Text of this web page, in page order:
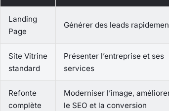
Landing
Page
Générer des leads
Site Vitrine
standard
Présenter l’entreprise et ses
services
Refonte
complète
Moderniser l’image,
le SEO et la conversion